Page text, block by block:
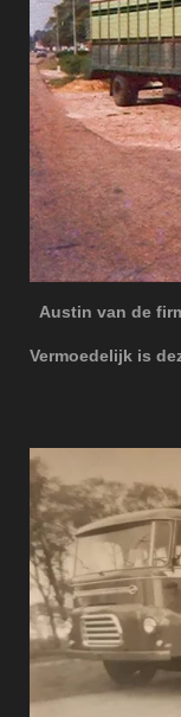
Austin van de
Vermoedelijk is